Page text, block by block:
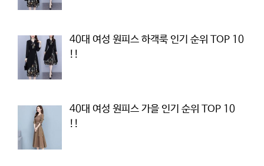
40대 여성 원피스 하객룩 인기 순위 TOP 10
!!
40대 여성 원피스 가을 인기 순위 TOP 10
!!